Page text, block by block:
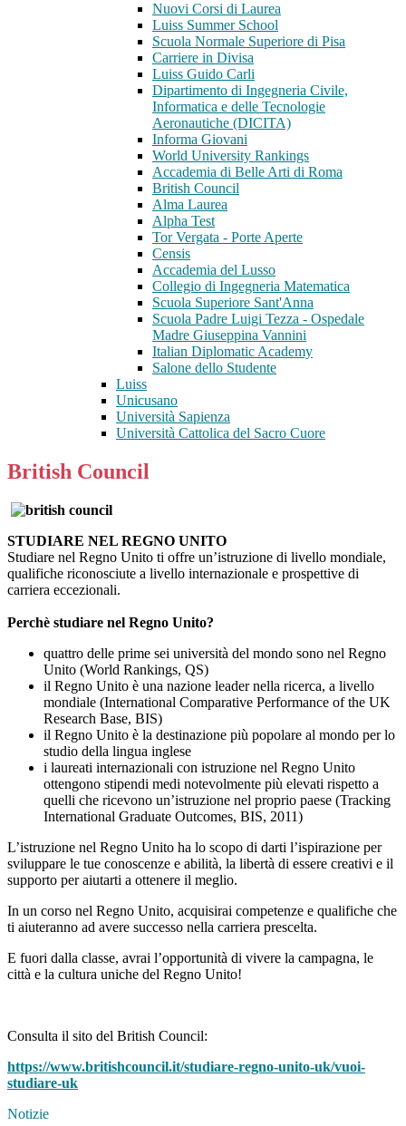
Nuovi Corsi di Laurea
Luiss Summer School
Scuola Normale Superiore di Pisa
Carriere in Divisa
Luiss Guido Carli
Dipartimento di Ingegneria Civile,
Informatica e delle Tecnologie
Aeronautiche (DICITA)
Informa Giovani
World University Rankings
Accademia di Belle Arti di Roma
British Council
Alma Laurea
Alpha Test
Tor Vergata - Porte Aperte
Censis
Accademia del Lusso
Collegio di Ingegneria Matematica
Scuola Superiore Sant'Anna
Scuola Padre Luigi Tezza - Ospedale
Madre Giuseppina Vannini
Italian Diplomatic Academy
Salone dello Studente
Luiss
Unicusano
Università Sapienza
Università Cattolica del Sacro Cuore
British Council
STUDIARE NEL REGNO UNITO
Studiare nel Regno Unito ti offre un’istruzione di livello mondiale,
qualifiche riconosciute a livello internazionale e prospettive di
carriera eccezionali.
Perchè studiare nel Regno Unito?
quattro delle prime sei università del mondo sono nel Regno
Unito (World Rankings, QS)
il Regno Unito è una nazione leader nella ricerca, a livello
mondiale (International Comparative Performance of the UK
Research Base, BIS)
il Regno Unito è la destinazione più popolare al mondo per lo
studio della lingua inglese
i laureati internazionali con istruzione nel Regno Unito
ottengono stipendi medi notevolmente più elevati rispetto a
quelli che ricevono un’istruzione nel proprio paese (Tracking
International Graduate Outcomes, BIS, 2011)
L’istruzione nel Regno Unito ha lo scopo di darti l’ispirazione per
sviluppare le tue conoscenze e abilità, la libertà di essere creativi e il
supporto per aiutarti a ottenere il meglio.
In un corso nel Regno Unito, acquisirai competenze e qualifiche che
ti aiuteranno ad avere successo nella carriera prescelta.
E fuori dalla classe, avrai l’opportunità di vivere la campagna, le
città e la cultura uniche del Regno Unito!
Consulta il sito del British Council:
https://www.britishcouncil.it/studiare-regno-unito-uk/vuoi-
studiare-uk
Notizie